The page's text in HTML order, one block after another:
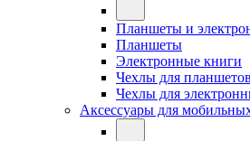
Планшеты и
Планшеты
Электронные книги
Чехлы для планшетов
Чехлы для
Аксессуары для